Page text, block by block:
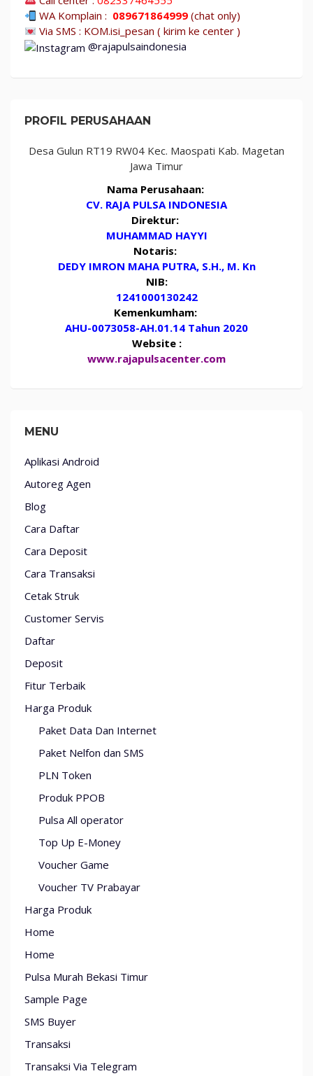
WA Komplain : 089671864999 (chat only)
Via SMS : KOM.isi_pesan ( kirim ke center )
@rajapulsaindonesia
PROFIL PERUSAHAAN
Desa Gulun RT19 RW04 Kec. Maospati Kab. Magetan
Jawa Timur
Nama Perusahaan:
CV. RAJA PULSA INDONESIA
Direktur:
MUHAMMAD HAYYI
Notaris:
DEDY IMRON MAHA PUTRA, S.H., M. Kn
NIB:
1241000130242
Kemenkumham:
AHU-0073058-AH.01.14 Tahun 2020
Website :
www.rajapulsacenter.com
MENU
Aplikasi Android
Autoreg Agen
Blog
Cara Daftar
Cara Deposit
Cara Transaksi
Cetak Struk
Customer Servis
Daftar
Deposit
Fitur Terbaik
Harga Produk
Paket Data Dan Internet
Paket Nelfon dan SMS
PLN Token
Produk PPOB
Pulsa All operator
Top Up E-Money
Voucher Game
Voucher TV Prabayar
Harga Produk
Home
Home
Pulsa Murah Bekasi Timur
Sample Page
SMS Buyer
Transaksi
Transaksi Via Telegram